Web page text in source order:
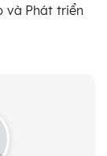
và Phát triển